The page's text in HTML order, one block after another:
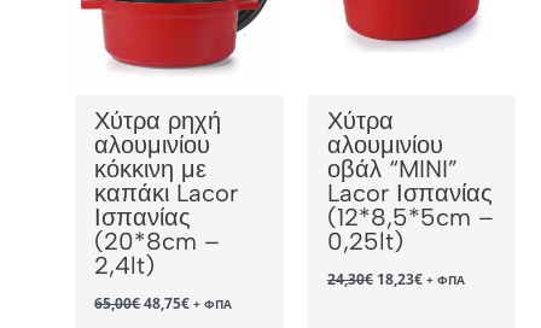
Χύτρα ρηχή
αλουμινίου
κόκκινη με
καπάκι Lacor
Ισπανίας
(20*8cm –
2,4lt)
65,00€ Original
price
48,75€Η+ ΦΠΑ
Χύτρα
αλουμινίου
οβάλ “MINI”
Lacor Ισπανίας
(12*8,5*5cm –
0,25lt)
24,30€ Original
price
18,23€Η+ ΦΠΑ